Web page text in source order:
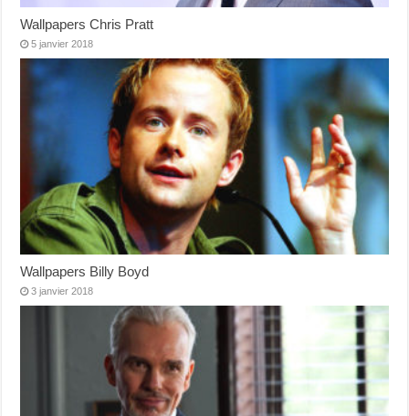
Wallpapers Chris Pratt
5 janvier 2018
Wallpapers Billy Boyd
3 janvier 2018